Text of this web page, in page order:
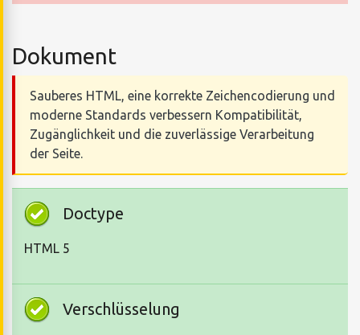
Dokument
Sauberes HTML, eine korrekte Zeichencodierung und
moderne Standards verbessern Kompatibilität,
Zugänglichkeit und die zuverlässige Verarbeitung
der Seite.
Doctype
HTML 5
Verschlüsselung